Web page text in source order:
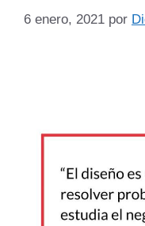
6 enero, 2021 por